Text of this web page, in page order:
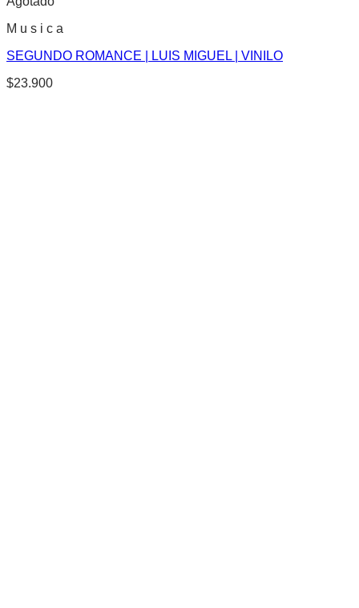
M u s i c a
SEGUNDO ROMANCE | LUIS MIGUEL | VINILO
$23.900